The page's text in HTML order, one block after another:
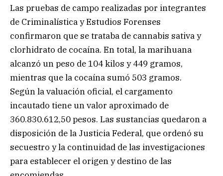
Las pruebas de campo realizadas por integrantes
de Criminalística y Estudios Forenses
confirmaron que se trataba de cannabis sativa y
clorhidrato de cocaína. En total, la marihuana
alcanzó un peso de 104 kilos y 449 gramos,
mientras que la cocaína sumó 503 gramos.
Según la valuación oficial, el cargamento
incautado tiene un valor aproximado de
360.830.612,50 pesos. Las sustancias quedaron a
disposición de la Justicia Federal, que ordenó su
secuestro y la continuidad de las investigaciones
para establecer el origen y destino de las